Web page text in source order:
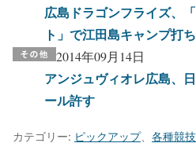
広島ドラゴンフライズ、
ト」で江田島キャンプ打
2014年09月14日
アンジュヴィオレ広島、
ール許す
カテゴリー: ピックアップ、 各種競